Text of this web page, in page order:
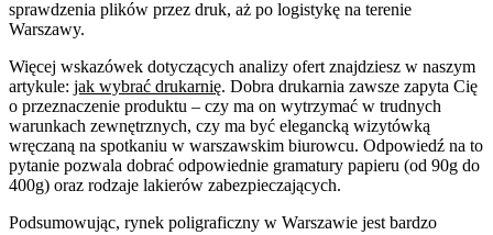
sprawdzenia plików przez druk, aż po logistykę na terenie
Warszawy.
Więcej wskazówek dotyczących analizy ofert znajdziesz w naszym
artykule: jak wybrać drukarnię. Dobra drukarnia zawsze zapyta Cię
o przeznaczenie produktu – czy ma on wytrzymać w trudnych
warunkach zewnętrznych, czy ma być elegancką wizytówką
wręczaną na spotkaniu w warszawskim biurowcu. Odpowiedź na to
pytanie pozwala dobrać odpowiednie gramatury papieru (od 90g do
400g) oraz rodzaje lakierów zabezpieczających.
Podsumowując, rynek poligraficzny w Warszawie jest bardzo